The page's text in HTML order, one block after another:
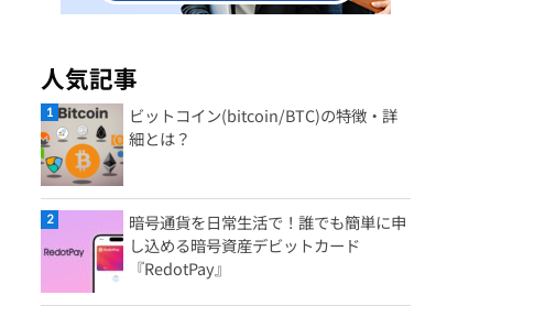
人気記事
ビットコイン(bitcoin/BTC)の特徴・詳
細とは？
暗号通貨を日常生活で！誰でも簡単に申
し込める暗号資産デビットカード
『RedotPay』